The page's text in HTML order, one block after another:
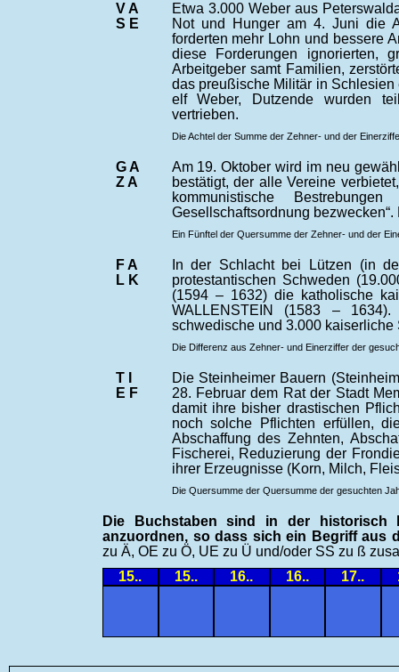
V A
S E
Etwa 3.000 Weber aus
Not und Hunger am 4. Juni die
forderten mehr Lohn und bessere
diese Forderungen ignorierten,
Arbeitgeber samt Familien,
das preußische Militär in
elf Weber, Dutzende wurden
vertrieben.
Die Achtel der Summe der Zehner- und der
G A
Z A
Am 19. Oktober wird im neu
bestätigt, der alle Vereine
kommunistische
Gesellschaftsordnung
Ein Fünftel der Quersumme der Zehner- und der
F A
L K
In der Schlacht bei Lützen (in
protestantischen Schweden
(1594 – 1632) die katholische
WALLENSTEIN (1583 – 1634).
schwedische und 3.000 kaiserliche
Die Differenz aus Zehner- und Einerziffer der
T I
E F
Die Steinheimer Bauern
28. Februar dem Rat der Stadt
damit ihre bisher drastischen
noch solche Pflichten erfüllen,
Abschaffung des Zehnten,
Fischerei, Reduzierung der
ihrer Erzeugnisse (Korn, Milch,
Die Quersumme der Quersumme der gesuchten
Die Buchstaben sind in der historisch
anzuordnen, so dass sich ein Begriff aus
zu Ä, OE zu Ö, UE zu Ü und/oder SS zu ß
15..
15.. 16.. 16.. 17..